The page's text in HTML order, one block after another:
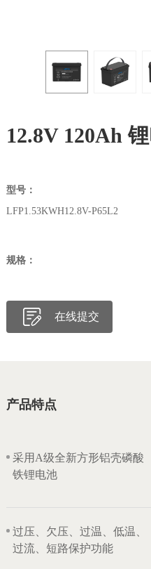
12.8V 120Ah
型号：
LFP1.53KWH12.8V-P65L2
规格：
在线提交
产品特点
采用A级全新方形铝壳磷酸
铁锂电池
过压、欠压、过温、低温、
过流、短路保护功能